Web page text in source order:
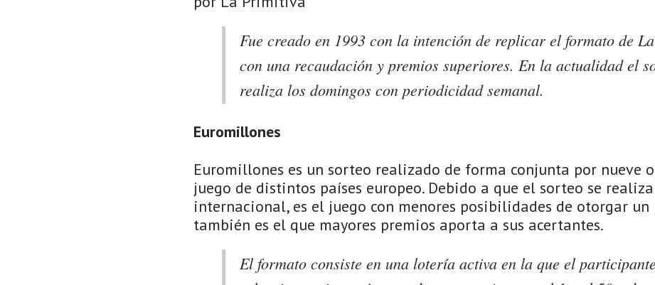
Fue creado en 1993 con la intención de replicar el formato de
con una recaudación y premios superiores. En la actualidad el
realiza los domingos con periodicidad semanal.
Euromillones
Euromillones es un sorteo realizado de forma conjunta por nueve
juego de distintos países europeo. Debido a que el sorteo se
internacional, es el juego con menores posibilidades de otorgar un
también es el que mayores premios aporta a sus acertantes.
El formato consiste en una lotería activa en la que el